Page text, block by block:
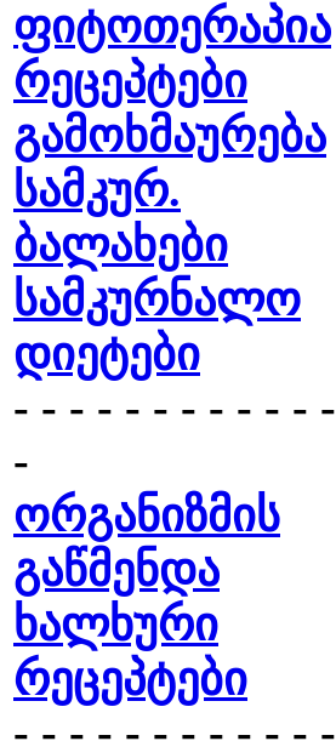
ფიტოთერაპია
რეცეპტები
გამოხმაურება
სამკურ.
ბალახები
სამკურნალო
დიეტები
- - - - - - - - - - - -
-
ორგანიზმის
გაწმენდა
ხალხური
რეცეპტები